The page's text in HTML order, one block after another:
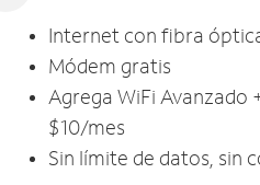
Internet con fibra
Módem gratis
Agrega WiFi Avanzado
$10/mes
Sin límite de datos, sin